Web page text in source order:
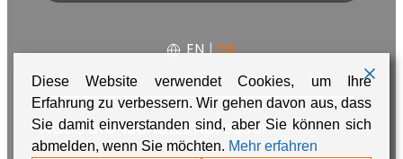
EN | DE
AGBDatenschutzImpressum
Diese Website verwendet Cookies, um Ihre
Erfahrung zu verbessern. Wir gehen davon aus, dass
Sie damit einverstanden sind, aber Sie können sich
abmelden, wenn Sie möchten. Mehr erfahren